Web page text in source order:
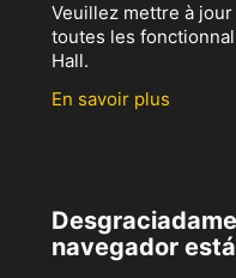
Veuillez mettre à
toutes les
Hall.
En savoir plus
navegador